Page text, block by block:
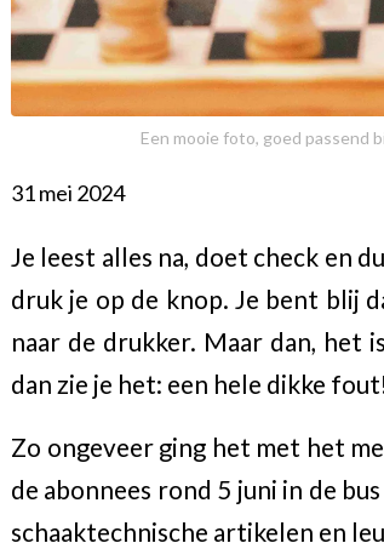
Een mooie foto, goed passend
31 mei 2024
Je leest alles na, doet check en
druk je op de knop. Je bent blij
naar de drukker. Maar dan, het
dan zie je het: een hele dikke
Zo ongeveer ging het met het
de abonnees rond 5 juni in de
schaaktechnische artikelen en